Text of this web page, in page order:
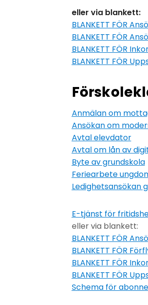
eller via blankett:
BLANKETT FÖR
BLANKETT FÖR
BLANKETT FÖR
BLANKETT FÖR
Anmälan om
Ansökan om
Avtal elevdator
Avtal om lån av
Byte av grundskola
Feriearbete
Ledighetsansökan
E-tjänst för
eller via blankett:
BLANKETT FÖR
BLANKETT FÖR
BLANKETT FÖR
BLANKETT FÖR
Schema för